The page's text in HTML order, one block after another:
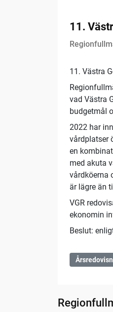
11.
11. Västra
vad Västra
budgetmål
2022 har
vårdplatser
en
med akuta
vårdköerna
är lägre än
VGR
ekonomin
Beslut: